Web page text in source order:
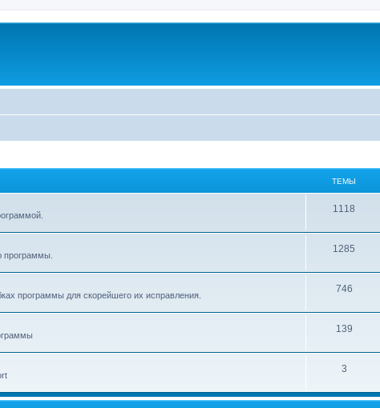
ТЕМЫ
1118
программы.
1285
программы для скорейшего их исправления.
746
139
3